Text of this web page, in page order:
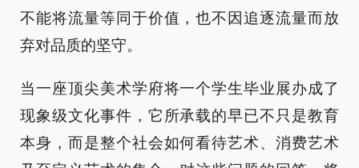
不能将流量等同于价值，也不因追逐流量而放
弃对品质的坚守。
当一座顶尖美术学府将一个学生毕业展办成了
现象级文化事件，它所承载的早已不只是教育
本身，而是整个社会如何看待艺术、消费艺术